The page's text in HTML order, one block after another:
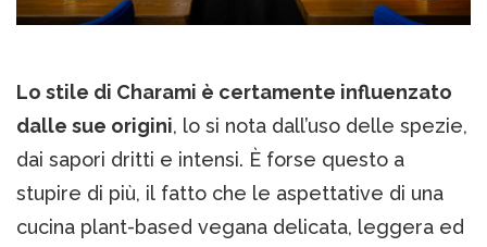
Lo stile di Charami è certamente influenzato
dalle sue origini, lo si nota dall’uso delle spezie,
dai sapori dritti e intensi. È forse questo a
stupire di più, il fatto che le aspettative di una
cucina plant-based vegana delicata, leggera ed